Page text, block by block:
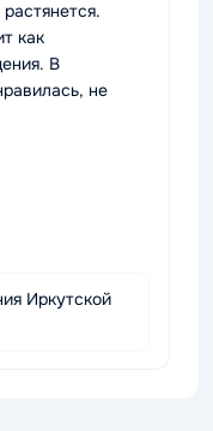
как
В
не
Иркутской